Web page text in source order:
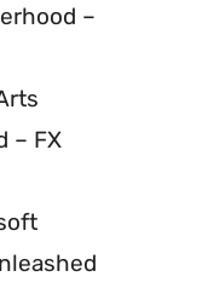
–
– FX